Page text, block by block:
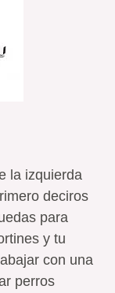
la izquierda
deciros
para
y tu
con una
perros